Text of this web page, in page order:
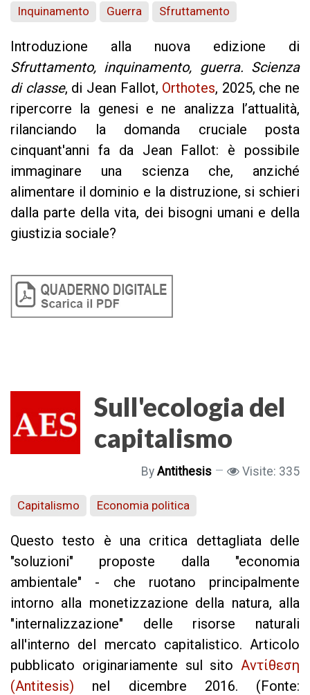
Inquinamento Guerra Sfruttamento
Introduzione alla nuova edizione di
Sfruttamento, inquinamento, guerra. Scienza
di classe, di Jean Fallot, Orthotes, 2025, che ne
ripercorre la genesi e ne analizza l’attualità,
rilanciando la domanda cruciale posta
cinquant'anni fa da Jean Fallot: è possibile
immaginare una scienza che, anziché
alimentare il dominio e la distruzione, si schieri
dalla parte della vita, dei bisogni umani e della
giustizia sociale?
Sull'ecologia del
capitalismo
By Antithesis Visite: 335
Capitalismo Economia politica
Questo testo è una critica dettagliata delle
"soluzioni" proposte dalla "economia
ambientale" - che ruotano principalmente
intorno alla monetizzazione della natura, alla
"internalizzazione" delle risorse naturali
all'interno del mercato capitalistico. Articolo
pubblicato originariamente sul sito Αντίθεση
(Antitesis) nel dicembre 2016. (Fonte: